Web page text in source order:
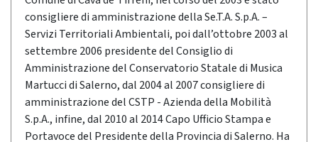
consigliere di amministrazione della Se.T.A. S.p.A. –
Servizi Territoriali Ambientali, poi dall’ottobre 2003 al
settembre 2006 presidente del Consiglio di
Amministrazione del Conservatorio Statale di Musica
Martucci di Salerno, dal 2004 al 2007 consigliere di
amministrazione del CSTP - Azienda della Mobilità
S.p.A., infine, dal 2010 al 2014 Capo Ufficio Stampa e
Portavoce del Presidente della Provincia di Salerno. Ha